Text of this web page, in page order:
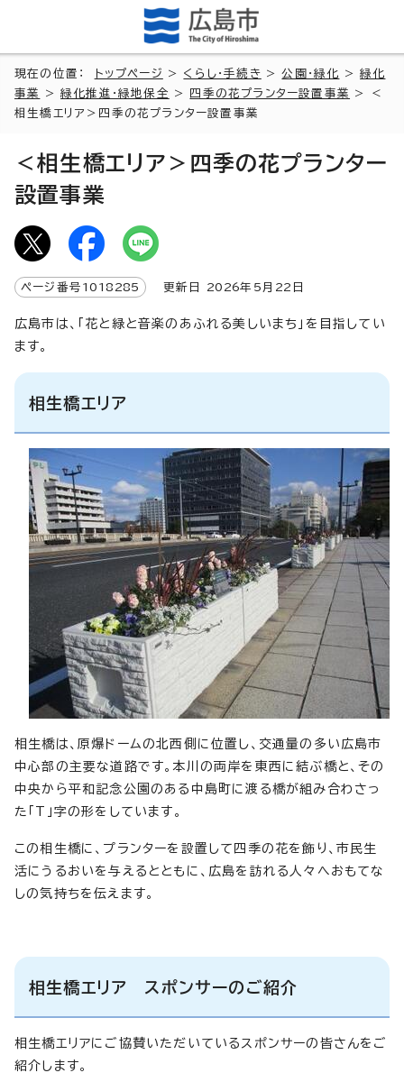
現在の位置： トップページ > くらし・手続き >公園・緑化 >緑化
事業
>緑化推進・緑地保全 > 四季の花プランター設置事業
> ＜
相生橋エリア＞四季の花プランター設置事業
＜相生橋エリア＞四季の花プランター
設置事業
ページ番号 1018285 更新日 2026年5月 22 日
広島市は、「花と緑と音楽のあふれる美しいまち」を目指してい
ます。
相生橋エリア
相生橋は、原爆ドームの北西側に位置し、交通量の多い広島市
中心部の主要な道路です。本川の両岸を東西に結ぶ橋と、その
中央から平和記念公園のある中島町に渡る橋が組み合わさっ
た「T」字の形をしています。
この相生橋に、プランターを設置して四季の花を飾り、市民生
活にうるおいを与えるとともに、広島を訪れる人々へおもてな
しの気持ちを伝えます。
相生橋エリア スポンサーのご紹介
相生橋エリアにご協賛いただいているスポンサーの皆さんをご
紹介します。